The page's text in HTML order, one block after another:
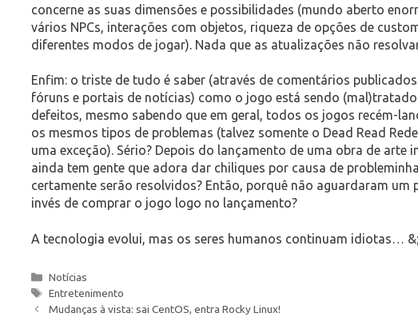
concerne as suas dimensões e possibilidades (mundo aberto
vários NPCs, interações com objetos, riqueza de opções de
diferentes modos de jogar). Nada que as atualizações não
Enfim: o triste de tudo é saber (através de comentários
fóruns e portais de notícias) como o jogo está sendo
defeitos, mesmo sabendo que em geral, todos os jogos recém-
os mesmos tipos de problemas (talvez somente o Dead Read
uma exceção). Sério? Depois do lançamento de uma obra de arte
ainda tem gente que adora dar chiliques por causa de
certamente serão resolvidos? Então, porquê não aguardaram um
invés de comprar o jogo logo no lançamento?
A tecnologia evolui, mas os seres humanos continuam idiotas…
Categories
Notícias
Tags
Entretenimento
Mudanças à vista: sai CentOS, entra Rocky Linux!